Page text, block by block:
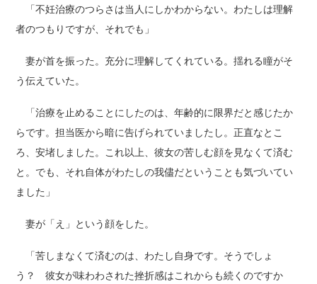
「不妊治療のつらさは当人にしかわからない。わたしは理解
者のつもりですが、それでも」
妻が首を振った。充分に理解してくれている。揺れる瞳がそ
う伝えていた。
「治療を止めることにしたのは、年齢的に限界だと感じたか
らです。担当医から暗に告げられていましたし。正直なとこ
ろ、安堵しました。これ以上、彼女の苦しむ顔を見なくて済む
と。でも、それ自体がわたしの我儘だということも気づいてい
ました」
妻が「え」という顔をした。
「苦しまなくて済むのは、わたし自身です。そうでしょ
う？ 彼女が味わわされた挫折感はこれからも続くのですか